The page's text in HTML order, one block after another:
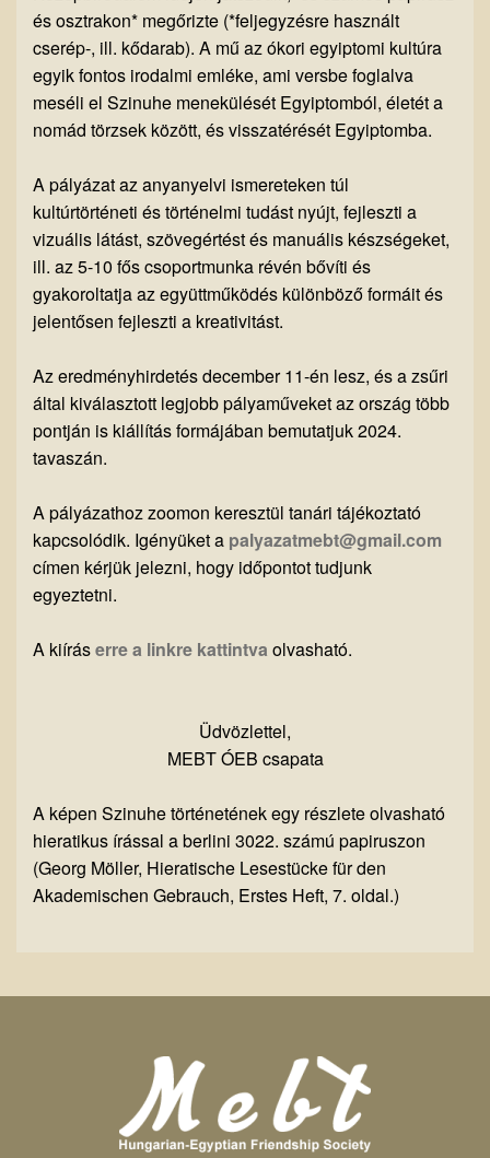
és osztrakon* megőrizte (*feljegyzésre használt
cserép-, ill. kődarab). A mű az ókori egyiptomi kultúra
egyik fontos irodalmi emléke, ami versbe foglalva
meséli el Szinuhe menekülését Egyiptomból, életét a
nomád törzsek között, és visszatérését Egyiptomba.
A pályázat az anyanyelvi ismereteken túl
kultúrtörténeti és történelmi tudást nyújt, fejleszti a
vizuális látást, szövegértést és manuális készségeket,
ill. az 5-10 fős csoportmunka révén bővíti és
gyakoroltatja az együttműködés különböző formáit és
jelentősen fejleszti a kreativitást.
Az eredményhirdetés december 11-én lesz, és a zsűri
által kiválasztott legjobb pályaműveket az ország több
pontján is kiállítás formájában bemutatjuk 2024.
tavaszán.
A pályázathoz zoomon keresztül tanári tájékoztató
kapcsolódik. Igényüket a palyazatmebt@gmail.com
címen kérjük jelezni, hogy időpontot tudjunk
egyeztetni.
A kiíráserre a linkre kattintva olvasható.
Üdvözlettel,
MEBT ÓEB csapata
A képen Szinuhe történetének egy részlete olvasható
hieratikus írással a berlini 3022. számú papiruszon
(Georg Möller, Hieratische Lesestücke für den
Akademischen Gebrauch, Erstes Heft, 7. oldal.)